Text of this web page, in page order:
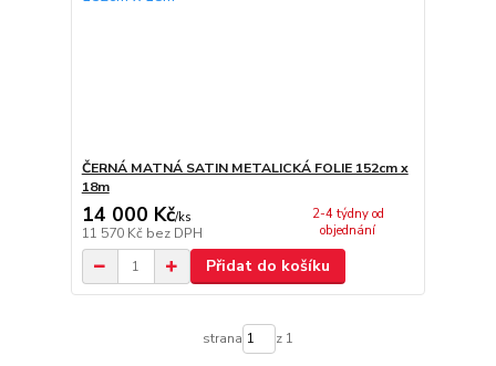
ČERNÁ MATNÁ SATIN METALICKÁ FOLIE 152cm x
18m
14 000 Kč/ks
11 570 Kč bez DPH
2-4 týdny od
objednání
Přidat do košíku
strana z 1